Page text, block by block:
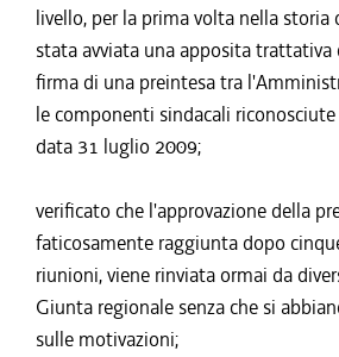
livello, per la prima volta nella storia
stata avviata una apposita
firma di una preintesa tra
le componenti sindacali
data 31 luglio 2009;
verificato che l'approvazione della
faticosamente raggiunta dopo
riunioni, viene rinviata ormai da
Giunta regionale senza che si
sulle motivazioni;